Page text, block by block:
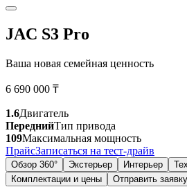
JAC S3 Pro
Ваша новая семейная ценность
6 690 000 ₸
1.6Двигатель
ПереднийТип привода
109Максимальная мощность
ПрайсЗаписаться на тест-драйв
Обзор 360° Экстерьер Интерьер
Комплектации и цены
Отправить заявку